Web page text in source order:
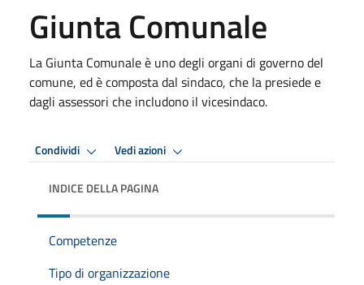
Giunta Comunale
La Giunta Comunale è uno degli organi di governo del
comune, ed è composta dal sindaco, che la presiede e
dagli assessori che includono il vicesindaco.
Condividi Vedi azioni
INDICE DELLA PAGINA
Competenze
Tipo di organizzazione